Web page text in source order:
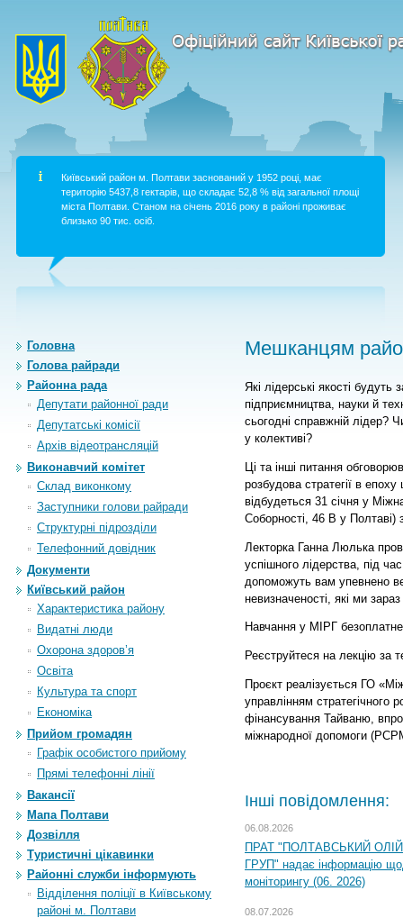
Київський район м. Полтави заснований у 1952 році, має
територію 5437,8 гектарів, що складає 52,8 % від загальної площі
міста Полтави. Станом на січень 2016 року в районі проживає
близько 90 тис. осіб.
Головна
Голова райради
Районна рада
Депутати районної ради
Депутатські комісії
Архiв вiдеотрансляцiй
Виконавчий комітет
Склад виконкому
Заступники голови райради
Структурні підрозділи
Телефонний довідник
Документи
Київський район
Характеристика району
Видатні люди
Охорона здоров’я
Освіта
Культура та спорт
Економіка
Прийом громадян
Графік особистого прийому
Прямі телефонні лінії
Вакансії
Мапа Полтави
Дозвілля
Туристичні цікавинки
Районні служби інформують
Відділення поліції в Київському
районі м. Полтави
Мешканцям
Які лідерські якості
підприємництва, науки й
сьогодні справжній лідер?
у колективі?
Ці та інші питання
розбудова стратегії в
відбудеться 31 січня у
Соборності, 46 В у Полтаві)
Лекторка Ганна Люлька
успішного лідерства, під
допоможуть вам упевнено
невизначеності, які ми
Навчання у МІРГ
Реєструйтеся на лекцію за
Проєкт реалізується ГО
управлінням стратегічного
фінансування Тайваню,
міжнародної допомоги
Інші повідомлення:
06.08.2026
ПРАТ "ПОЛТАВСЬКИЙ
ГРУП" надає інформацію
моніторингу (06. 2026)
08.07.2026